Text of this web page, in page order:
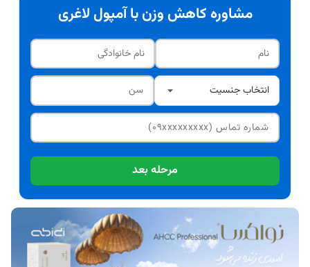
مشاوره کاهش وزن با آمپول لاغری
مرحله بعد